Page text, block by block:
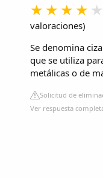
valoraciones)
Se denomina
que se utiliza
metálicas o de
Solicitud de
Ver respuesta